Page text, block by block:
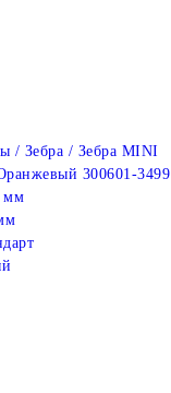
/ Зебра / Зебра MINI
300601-3499
мм